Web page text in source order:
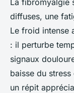
diffuses, une
Le froid intense
: il perturbe
signaux
baisse du
un répit